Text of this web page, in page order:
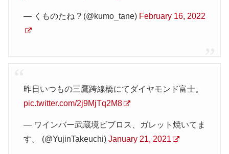
— くものたね ? (@kumo_tane) February 16, 2022
昨日いつもの三鷹跨線橋にてダイヤモンド富士。
pic.twitter.com/2j9MjTq2M8
— ワインバー武蔵境ビブロス、ガレット焼いてま
す。 (@YujinTakeuchi) January 21, 2021